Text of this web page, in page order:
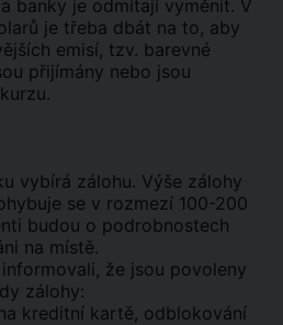
banky je odmítají vyměnit. V
je třeba dbát na to, aby
emisí, tzv. barevné
přijímány nebo jsou
vybírá zálohu. Výše zálohy
se v rozmezí 100-200
budou o podrobnostech
na místě.
že jsou povoleny
zálohy:
kreditní kartě, odblokování